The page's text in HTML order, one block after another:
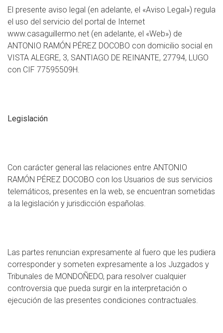
El presente aviso legal (en adelante, el «Aviso Legal») regula
el uso del servicio del portal de Internet
www.casaguillermo.net (en adelante, el «Web») de
ANTONIO RAMÓN PÉREZ DOCOBO con domicilio social en
VISTA ALEGRE, 3, SANTIAGO DE REINANTE, 27794, LUGO
con CIF 77595509H.
Legislación
Con carácter general las relaciones entre ANTONIO
RAMÓN PÉREZ DOCOBO con los Usuarios de sus servicios
telemáticos, presentes en la web, se encuentran sometidas
a la legislación y jurisdicción españolas.
Las partes renuncian expresamente al fuero que les pudiera
corresponder y someten expresamente a los Juzgados y
Tribunales de MONDOÑEDO, para resolver cualquier
controversia que pueda surgir en la interpretación o
ejecución de las presentes condiciones contractuales.